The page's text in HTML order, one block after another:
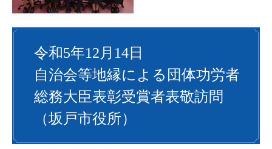
令和5年12月14日
自治会等地縁による団体功労者
総務大臣表彰受賞者表敬訪問
（坂戸市役所）